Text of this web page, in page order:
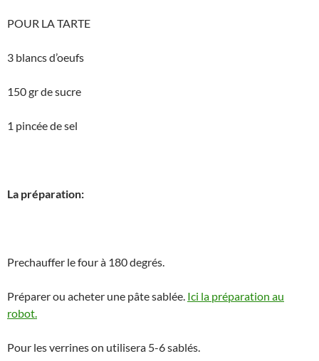
POUR LA TARTE
3 blancs d’oeufs
150 gr de sucre
1 pincée de sel
La préparation:
Prechauffer le four à 180 degrés.
Préparer ou acheter une pâte sablée. Ici la préparation au
robot.
Pour les verrines on utilisera 5-6 sablés.